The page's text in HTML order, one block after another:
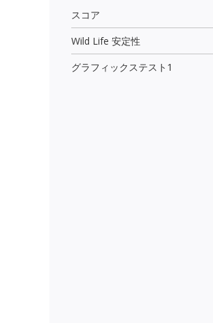
スコア
Wild Life 安定性
グラフィックステスト1